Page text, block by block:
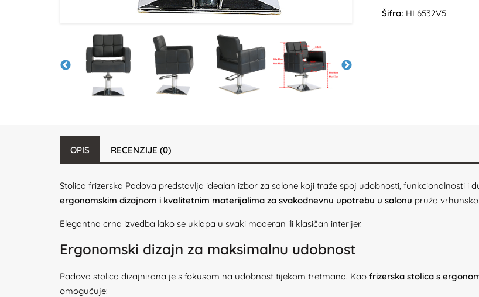
Šifra: HL6532V5
OPIS RECENZIJE (0)
Stolica frizerska Padova predstavlja idealan izbor za salone koji traže spoj udobnosti, funkcionalnosti i
ergonomskim dizajnom i kvalitetnim materijalima za svakodnevnu upotrebu u salonu pruža
Elegantna crna izvedba lako se uklapa u svaki moderan ili klasičan interijer.
Ergonomski dizajn za maksimalnu udobnost
Padova stolica dizajnirana je s fokusom na udobnost tijekom tretmana. Kao frizerska stolica s
omogućuje: